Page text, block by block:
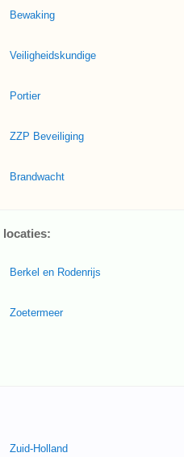
Bewaking
Veiligheidskundige
Portier
ZZP Beveiliging
Brandwacht
locaties:
Berkel en Rodenrijs
Zoetermeer
Zuid-Holland